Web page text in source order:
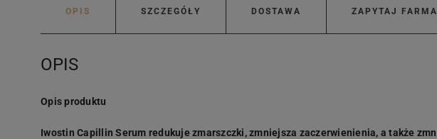
OPIS SZCZEGÓŁY DOSTAWA ZAPYTAJ
OPIS
Opis produktu
Iwostin Capillin Serum redukuje zmarszczki, zmniejsza zaczerwienienia, a także